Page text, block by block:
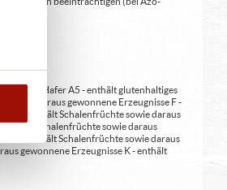
/ Hafer A5 - enthält glutenhaltiges
und daraus gewonnene Erzeugnisse F -
H1 - enthält Schalenfrüchte sowie daraus
enthält Schalenfrüchte sowie daraus
H7 - enthält Schalenfrüchte sowie daraus
gewonnene Erzeugnisse K - enthält